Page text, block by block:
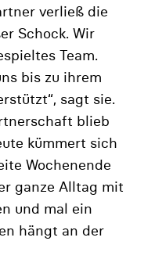
verließ die
Schock. Wir
Team.
bis zu ihrem
sagt sie.
blieb
kümmert sich
Wochenende
ganze Alltag mit
und mal ein
hängt an der